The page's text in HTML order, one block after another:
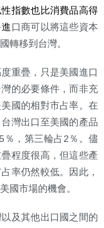
指數也比消費品高得
口商可以將這些資本
轉移到台灣。
重疊，只是美國進口
的必要條件，而非充
國的相對市占率。在
灣出口至美國的產品
5 ％，第三輪占2％。儘
程度很高，但這些產
率仍然較低。因此，
國市場的機會。
及其他出口國之間的